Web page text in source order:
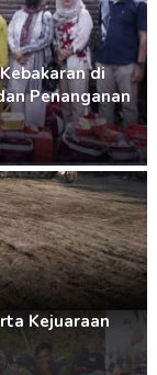
di
Penanganan
Kejuaraan